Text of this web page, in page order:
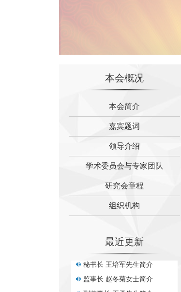
本会概况
本会简介
嘉宾题词
领导介绍
学术委员会与专家团队
研究会章程
组织机构
最近更新
党支部书记 周光明先生简
常务副会长 周兴茂先生简
副会长 何跃先生简介
副会长 郑刚女士简介
副会长 张丽女士简介
副会长 骆世明先生简介
监事长 赵冬菊女士简介
副监事长 王勇先生简介